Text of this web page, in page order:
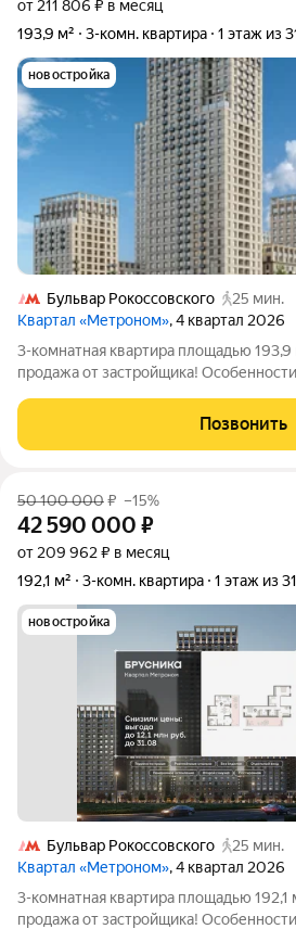
от 211 806 ₽ в месяц
193,9 м²
3-комн. квартира 1 этаж из
новостройка
Бульвар Рокоссовского
25 мин.
Квартал «Метроном», 4 квартал 2026
3-комнатная квартира площадью 193,9 м на
продажа от застройщика! Особенности
и выше, терраса, второй санузел,
снизили цены до
Позвонить
50 100 000₽ –15%
42 590 000 ₽
от 209 962 ₽ в месяц
192,1 м²
3-комн. квартира 1 этаж из 31
новостройка
Бульвар Рокоссовского
25 мин.
Квартал «Метроном», 4 квартал 2026
3-комнатная квартира площадью 192,1 м на 1
продажа от застройщика! Особенности